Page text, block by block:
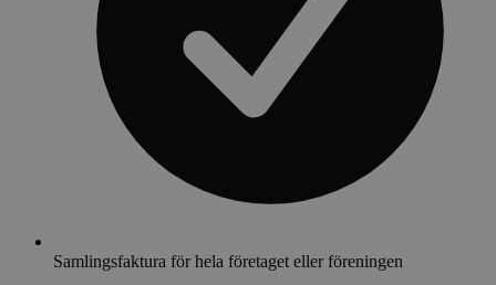
Samlingsfaktura för hela företaget eller föreningen